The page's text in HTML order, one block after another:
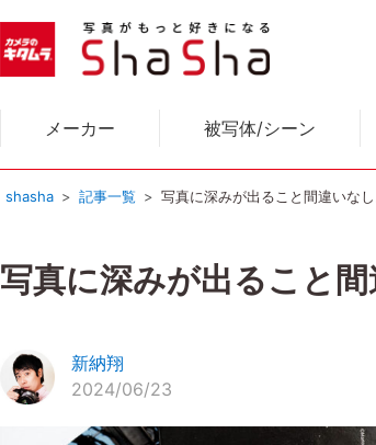
メーカー 被写体/シーン
shasha 記事一覧 写真に深みが出ること間違いな
写真に深みが出ること
新納翔
2024/06/23